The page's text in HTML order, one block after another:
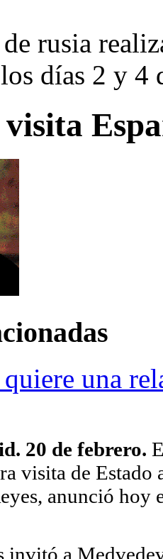
rusia
días 2 y 4
una
20 de febrero.
visita de Estado
anunció hoy
invitó a